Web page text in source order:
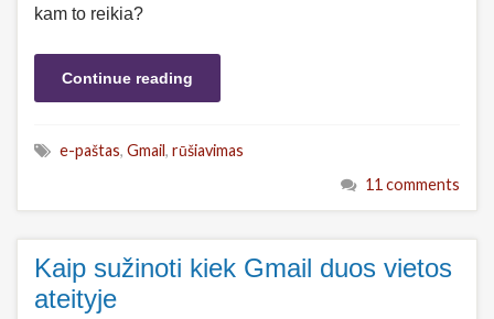
kam to reikia?
Continue reading
e-paštas, Gmail, rūšiavimas
11 comments
Kaip sužinoti kiek Gmail duos vietos
ateityje